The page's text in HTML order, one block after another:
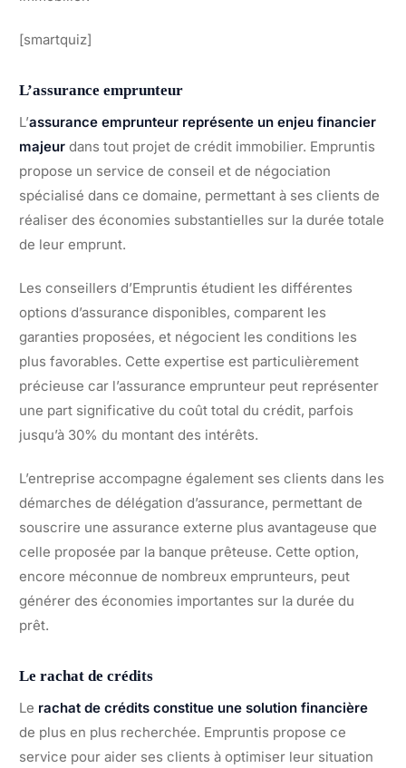
[smartquiz]
L’assurance emprunteur
L’assurance emprunteur représente un enjeu financier
majeur dans tout projet de crédit immobilier. Empruntis
propose un service de conseil et de négociation
spécialisé dans ce domaine, permettant à ses clients de
réaliser des économies substantielles sur la durée totale
de leur emprunt.
Les conseillers d’Empruntis étudient les différentes
options d’assurance disponibles, comparent les
garanties proposées, et négocient les conditions les
plus favorables. Cette expertise est particulièrement
précieuse car l’assurance emprunteur peut représenter
une part significative du coût total du crédit, parfois
jusqu’à 30% du montant des intérêts.
L’entreprise accompagne également ses clients dans les
démarches de délégation d’assurance, permettant de
souscrire une assurance externe plus avantageuse que
celle proposée par la banque prêteuse. Cette option,
encore méconnue de nombreux emprunteurs, peut
générer des économies importantes sur la durée du
prêt.
Le rachat de crédits
Le rachat de crédits constitue une solution financière
de plus en plus recherchée. Empruntis propose ce
service pour aider ses clients à optimiser leur situation